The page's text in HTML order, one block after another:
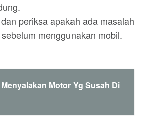
periksa apakah ada masalah
menggunakan mobil.
Motor Yg Susah Di